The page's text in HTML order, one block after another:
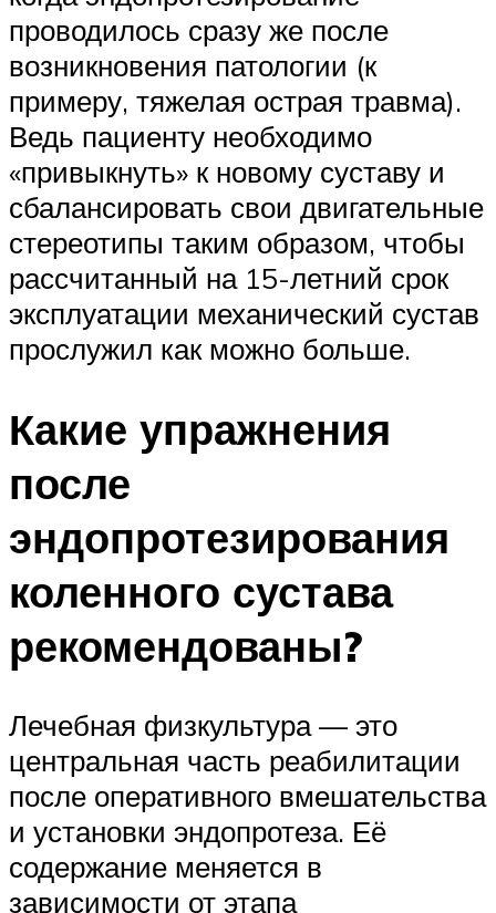
проводилось сразу же после
возникновения патологии (к
примеру, тяжелая острая травма).
Ведь пациенту необходимо
«привыкнуть» к новому суставу и
сбалансировать свои двигательные
стереотипы таким образом, чтобы
рассчитанный на 15-летний срок
эксплуатации механический сустав
прослужил как можно больше.
Какие упражнения
после
эндопротезирования
коленного сустава
рекомендованы?
Лечебная физкультура — это
центральная часть реабилитации
после оперативного вмешательства
и установки эндопротеза. Её
содержание меняется в
зависимости от этапа